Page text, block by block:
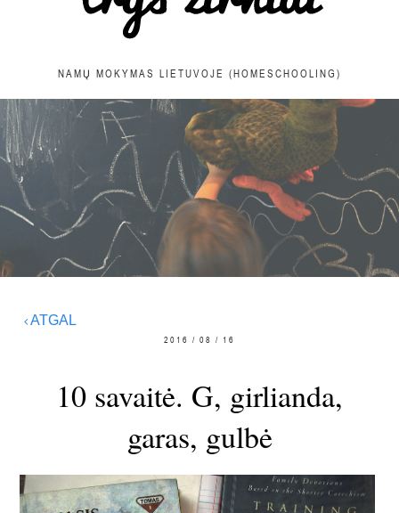
NAMŲ MOKYMAS LIETUVOJE (HOMESCHOOLING)
ATGAL
2016 / 08 / 16
10 savaitė. G, girlianda,
garas, gulbė